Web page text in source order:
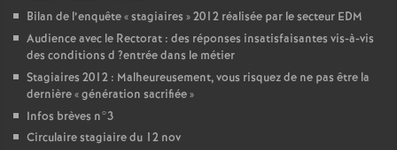
Bilan de l’enquête «stagiaires » 2012 réalisée par le secteur EDM
Audience avec le Rectorat : des réponses insatisfaisantes vis-à-vis
des conditions d ?entrée dans le métier
Stagiaires 2012 : Malheureusement, vous risquez de ne pas être la
dernière «génération sacrifiée»
Infos brèves n°3
Circulaire stagiaire du 12 nov